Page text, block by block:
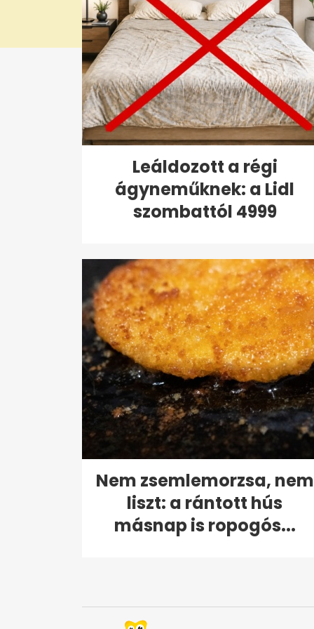
Leáldozott a régi
ágyneműknek: a Lidl
szombattól 4999
Nem zsemlemorzsa, nem
liszt: a rántott hús
másnap is ropogós...